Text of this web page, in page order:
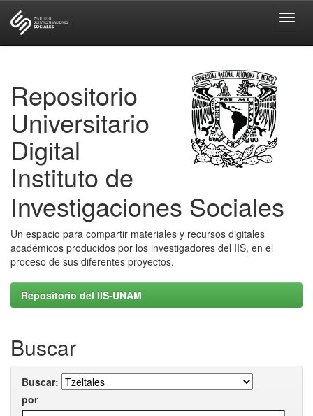
Repositorio
Universitario
Digital
Instituto de
Investigaciones Sociales
Un espacio para compartir materiales y recursos digitales
académicos producidos por los investigadores del IIS, en el
proceso de sus diferentes proyectos.
Repositorio del IIS-UNAM
Buscar
Buscar:
por